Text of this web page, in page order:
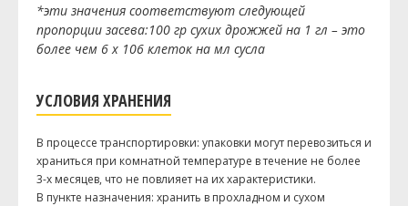
*эти значения соответствуют следующей
пропорции засева:100 гр сухих дрожжей на 1 гл – это
более чем 6 x 106 клеток на мл сусла
УСЛОВИЯ ХРАНЕНИЯ
В процессе транспортировки: упаковки могут перевозиться и
храниться при комнатной температуре в течение не более
3-х месяцев, что не повлияет на их характеристики.
В пункте назначения: хранить в прохладном и сухом